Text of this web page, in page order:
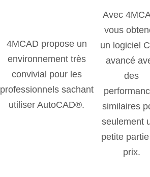
4MCAD propose un
environnement très
convivial pour les
professionnels sachant
utiliser AutoCAD®.
Avec
vous
un logiciel
avancé
des
similaires
seulement
petite
prix.